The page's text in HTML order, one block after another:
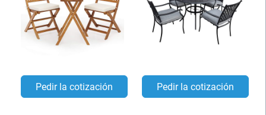
Pedir la cotización Pedir la cotización